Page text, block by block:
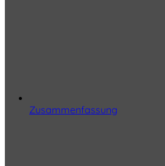
Zusammenfassung